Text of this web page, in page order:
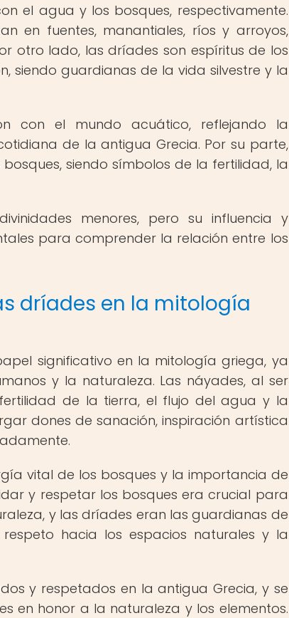
el agua y los bosques, respectivamente.
en fuentes, manantiales, ríos y arroyos,
otro lado, las dríades son espíritus de los
siendo guardianas de la vida silvestre y la
con el mundo acuático, reflejando la
de la antigua Grecia. Por su parte,
siendo símbolos de la fertilidad, la
menores, pero su influencia y
para comprender la relación entre los
dríades en la mitología
significativo en la mitología griega, ya
y la naturaleza. Las náyades, al ser
de la tierra, el flujo del agua y la
dones de sanación, inspiración artística
vital de los bosques y la importancia de
y respetar los bosques era crucial para
y las dríades eran las guardianas de
hacia los espacios naturales y la
y respetados en la antigua Grecia, y se
en honor a la naturaleza y los elementos.